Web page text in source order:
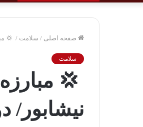
صفحه اصلی / سلامت /
💢
سلامت
💢